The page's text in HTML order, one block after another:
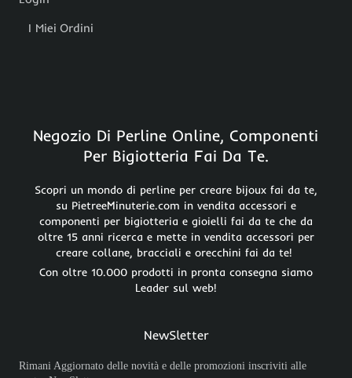
I Miei Ordini
Negozio Di Perline Online, Componenti
Per Bigiotteria Fai Da Te.
Scopri un mondo di perline per creare bijoux fai da te,
su PietreeMinuterie.com in vendita accessori e
componenti per bigiotteria e gioielli fai da te che da
oltre 15 anni ricerca e mette in vendita accessori per
creare collane, bracciali e orecchini fai da te!
Con oltre 10.000 prodotti in pronta consegna siamo
Leader sul web!
NewSletter
Rimani Aggiornato delle novità e delle promozioni inscriviti alle